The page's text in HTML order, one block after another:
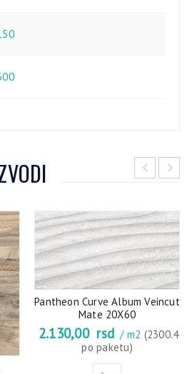
Pantheon Curve Album Veincut
Mate 20X60
2.130,00 rsd / m2 (2300.4
po paketu)